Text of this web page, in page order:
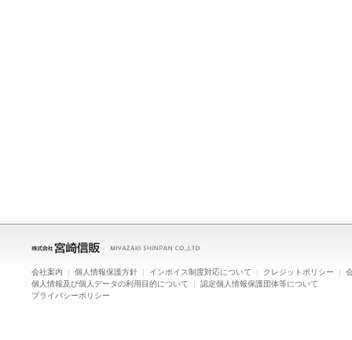
会社案内 | 個人情報保護方針 | インボイス制度対応について | クレジットポリシー |
個人情報及び個人データの利用目的について | 認定個人情報保護団体等について
プライバシーポリシー